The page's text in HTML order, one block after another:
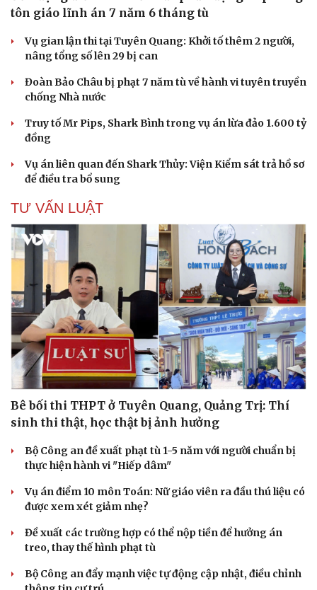
Khởi tố đối tượng điều hành phòng khám Việt Nhật CB
Khởi tố người đàn ông xịt nước cao áp vào thợ tháo dỡ ở
VỤ ÁN
Đối tượng điều hành tổ chức phản động núp bóng
tôn giáo lĩnh án 7 năm 6 tháng tù
Vụ gian lận thi tại Tuyên Quang: Khởi tố thêm 2 người,
nâng tổng số lên 29 bị can
Đoàn Bảo Châu bị phạt 7 năm tù về hành vi tuyên truyền
chống Nhà nước
Truy tố Mr Pips, Shark Bình trong vụ án lừa đảo 1.600 tỷ
Vụ án liên quan đến Shark Thủy: Viện Kiểm sát trả hồ sơ
để điều tra bổ sung
TƯ VẤN LUẬT